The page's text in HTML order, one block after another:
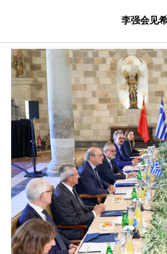
李强会见